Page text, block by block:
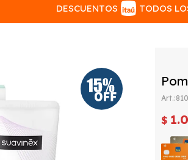
DESCUENTOS TODOS
$